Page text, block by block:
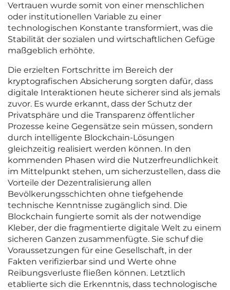
Vertrauen wurde somit von einer menschlichen
oder institutionellen Variable zu einer
technologischen Konstante transformiert, was die
Stabilität der sozialen und wirtschaftlichen Gefüge
maßgeblich erhöhte.
Die erzielten Fortschritte im Bereich der
kryptografischen Absicherung sorgten dafür, dass
digitale Interaktionen heute sicherer sind als jemals
zuvor. Es wurde erkannt, dass der Schutz der
Privatsphäre und die Transparenz öffentlicher
Prozesse keine Gegensätze sein müssen, sondern
durch intelligente Blockchain-Lösungen
gleichzeitig realisiert werden können. In den
kommenden Phasen wird die Nutzerfreundlichkeit
im Mittelpunkt stehen, um sicherzustellen, dass die
Vorteile der Dezentralisierung allen
Bevölkerungsschichten ohne tiefgehende
technische Kenntnisse zugänglich sind. Die
Blockchain fungierte somit als der notwendige
Kleber, der die fragmentierte digitale Welt zu einem
sicheren Ganzen zusammenfügte. Sie schuf die
Voraussetzungen für eine Gesellschaft, in der
Fakten verifizierbar sind und Werte ohne
Reibungsverluste fließen können. Letztlich
etablierte sich die Erkenntnis, dass technologische